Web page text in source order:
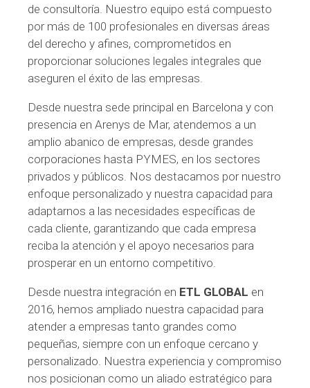
de consultoría. Nuestro equipo está compuesto
por más de 100 profesionales en diversas áreas
del derecho y afines, comprometidos en
proporcionar soluciones legales integrales que
aseguren el éxito de las empresas.
Desde nuestra sede principal en Barcelona y con
presencia en Arenys de Mar, atendemos a un
amplio abanico de empresas, desde grandes
corporaciones hasta PYMES, en los sectores
privados y públicos. Nos destacamos por nuestro
enfoque personalizado y nuestra capacidad para
adaptarnos a las necesidades específicas de
cada cliente, garantizando que cada empresa
reciba la atención y el apoyo necesarios para
prosperar en un entorno competitivo.
Desde nuestra integración en ETL GLOBAL en
2016, hemos ampliado nuestra capacidad para
atender a empresas tanto grandes como
pequeñas, siempre con un enfoque cercano y
personalizado. Nuestra experiencia y compromiso
nos posicionan como un aliado estratégico para